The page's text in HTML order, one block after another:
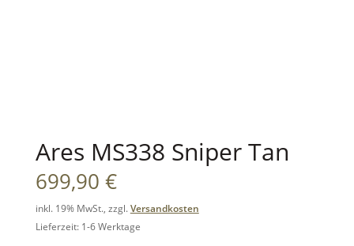
Ares MS338 Sniper Tan
699,90 €
inkl. 19% MwSt., zzgl.Versandkosten
Lieferzeit: 1-6 Werktage